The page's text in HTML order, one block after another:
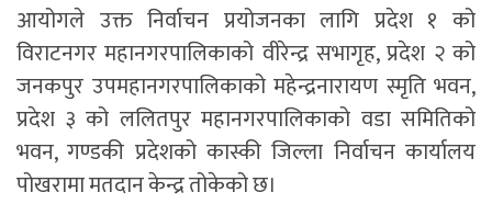
आयोगले उक्त निर्वाचन प्रयोजनका लागि प्रदेश १ को
विराटनगर महानगरपालिकाको वीरेन्द्र सभागृह, प्रदेश २ को
जनकपुर उपमहानगरपालिकाको महेन्द्रनारायण स्मृति भवन,
प्रदेश ३ को ललितपुर महानगरपालिकाको वडा समितिको
भवन, गण्डकी प्रदेशको कास्की जिल्ला निर्वाचन कार्यालय
पोखरामा मतदान केन्द्र तोकेको छ।